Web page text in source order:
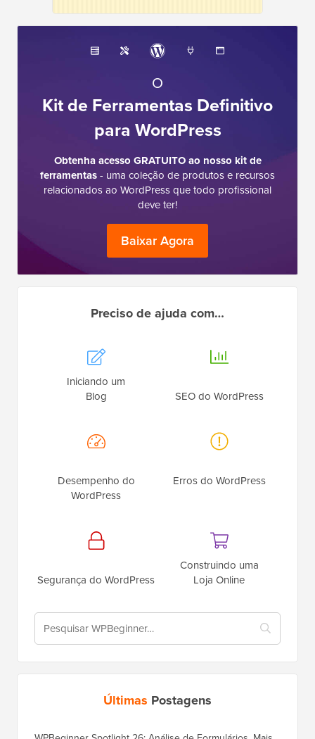
O
Kit de Ferramentas Definitivo
para WordPress
Obtenha acesso GRATUITO ao nosso kit de
ferramentas- uma coleção de produtos e recursos
relacionados ao WordPress que todo profissional
deve ter!
Baixar Agora
Preciso de ajuda com…
Iniciando um
Blog
SEO do WordPress
Desempenho do
WordPress
Erros do WordPress
Segurança do WordPress
Construindo uma
Loja Online
Últimas Postagens